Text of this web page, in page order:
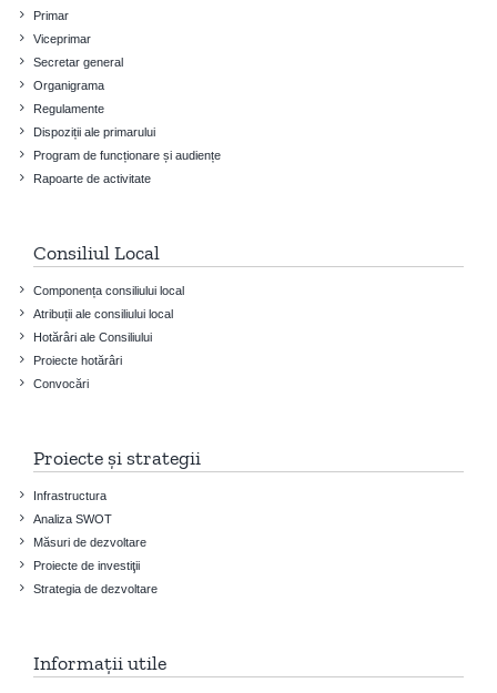
Primar
Viceprimar
Secretar general
Organigrama
Regulamente
Dispoziții ale primarului
Program de funcționare și audiențe
Rapoarte de activitate
Consiliul Local
Componența consiliului local
Atribuții ale consiliului local
Hotărâri ale Consiliului
Proiecte hotărâri
Convocări
Proiecte și strategii
Infrastructura
Analiza SWOT
Măsuri de dezvoltare
Proiecte de investiţii
Strategia de dezvoltare
Informații utile